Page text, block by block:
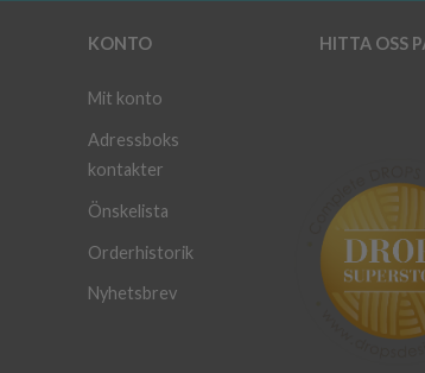
KONTO
Mit konto
Adressboks
kontakter
Önskelista
Orderhistorik
Nyhetsbrev
HITTA OSS